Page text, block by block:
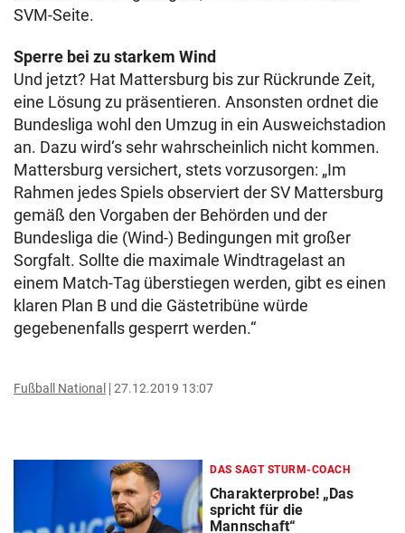
SVM-Seite.
Sperre bei zu starkem Wind
Und jetzt? Hat Mattersburg bis zur Rückrunde Zeit,
eine Lösung zu präsentieren. Ansonsten ordnet die
Bundesliga wohl den Umzug in ein Ausweichstadion
an. Dazu wird‘s sehr wahrscheinlich nicht kommen.
Mattersburg versichert, stets vorzusorgen: „Im
Rahmen jedes Spiels observiert der SV Mattersburg
gemäß den Vorgaben der Behörden und der
Bundesliga die (Wind-) Bedingungen mit großer
Sorgfalt. Sollte die maximale Windtragelast an
einem Match-Tag überstiegen werden, gibt es einen
klaren Plan B und die Gästetribüne würde
gegebenenfalls gesperrt werden.“
Fußball National 27.12.2019 13:07
DAS SAGT STURM-COACH
Charakterprobe! „Das
spricht für die
Mannschaft“